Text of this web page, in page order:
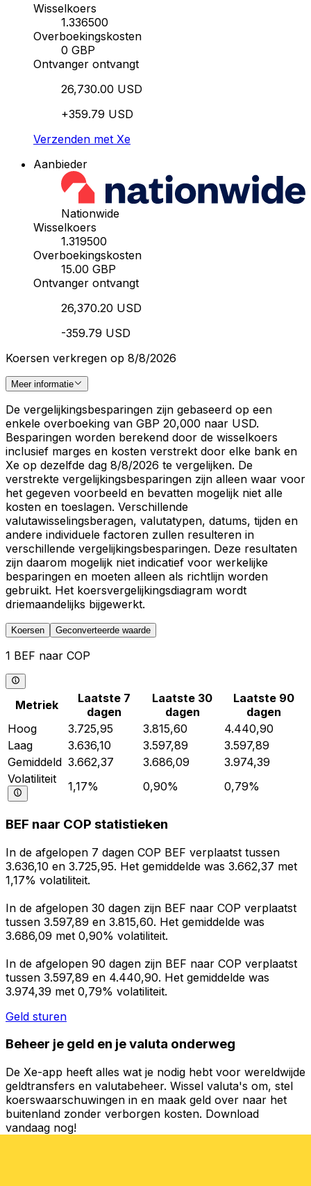
Wisselkoers
1.336500
Overboekingskosten
0 GBP
Ontvanger ontvangt
26,730.00 USD
+359.79 USD
Verzenden met Xe
Aanbieder
Nationwide
Wisselkoers
1.319500
Overboekingskosten
15.00 GBP
Ontvanger ontvangt
26,370.20 USD
-359.79 USD
Koersen verkregen op 8/8/2026
Meer informatie
De vergelijkingsbesparingen zijn gebaseerd op een
enkele overboeking van GBP 20,000 naar USD.
Besparingen worden berekend door de wisselkoers
inclusief marges en kosten verstrekt door elke bank en
Xe op dezelfde dag 8/8/2026 te vergelijken. De
verstrekte vergelijkingsbesparingen zijn alleen waar voor
het gegeven voorbeeld en bevatten mogelijk niet alle
kosten en toeslagen. Verschillende
valutawisselingsberagen, valutatypen, datums, tijden en
andere individuele factoren zullen resulteren in
verschillende vergelijkingsbesparingen. Deze resultaten
zijn daarom mogelijk niet indicatief voor werkelijke
besparingen en moeten alleen als richtlijn worden
gebruikt. Het koersvergelijkingsdiagram wordt
driemaandelijks bijgewerkt.
Koersen Geconverteerde waarde
1 BEF naar COP
Metriek
Laatste 7
dagen
Laatste 30
dagen
Laatste 90
dagen
Hoog
3.725,95 3.815,60
4.440,90
Laag
3.636,10 3.597,89
3.597,89
Gemiddeld 3.662,37 3.686,09
3.974,39
Volatiliteit
1,17% 0,90% 0,79%
BEF naar COP statistieken
In de afgelopen 7 dagen COP BEF verplaatst tussen
3.636,10 en 3.725,95. Het gemiddelde was 3.662,37 met
1,17% volatiliteit.
In de afgelopen 30 dagen zijn BEF naar COP verplaatst
tussen 3.597,89 en 3.815,60. Het gemiddelde was
3.686,09 met 0,90% volatiliteit.
In de afgelopen 90 dagen zijn BEF naar COP verplaatst
tussen 3.597,89 en 4.440,90. Het gemiddelde was
3.974,39 met 0,79% volatiliteit.
Geld sturen
Beheer je geld en je valuta onderweg
De Xe-app heeft alles wat je nodig hebt voor wereldwijde
geldtransfers en valutabeheer. Wissel valuta's om, stel
koerswaarschuwingen in en maak geld over naar het
buitenland zonder verborgen kosten. Download
vandaag nog!